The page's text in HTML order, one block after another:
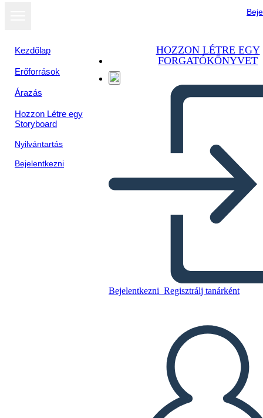
Kezdőlap
Erőforrások
Árazás
Hozzon Létre egy
Storyboard
Nyilvántartás
Bejelentkezni
HOZZON LÉTRE EGY
FORGATÓKÖNYVET
Bejelentkezni Regisztrálj tanárként
Másolja ezt a forgatókönyvet
DIAVETÍTÉS LEJÁTSZÁSA
OLVASS NEKEM